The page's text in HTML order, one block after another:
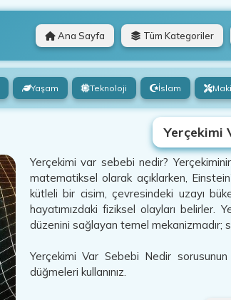
Ana Sayfa Tüm Kategoriler
Yaşam Teknoloji İslam
Yerçekimi
Yerçekimi var sebebi nedir?
matematiksel olarak açıklarken,
kütleli bir cisim, çevresindeki uzayı
hayatımızdaki fiziksel olayları belirler.
düzenini sağlayan temel mekanizmadır;
Yerçekimi Var Sebebi Nedir sorusunun
düğmeleri kullanınız.